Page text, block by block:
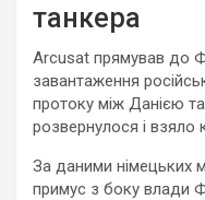
танкера
Arcusat прямував до
завантаження
протоку між Данією
розвернулося і взяло
За даними німецьких
примус з боку влади